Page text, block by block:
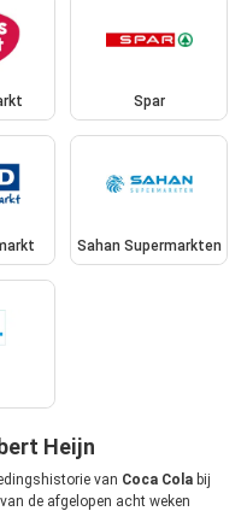
Spar
Sahan Supermarkten
Heijn
van Coca Cola bij
de afgelopen acht weken